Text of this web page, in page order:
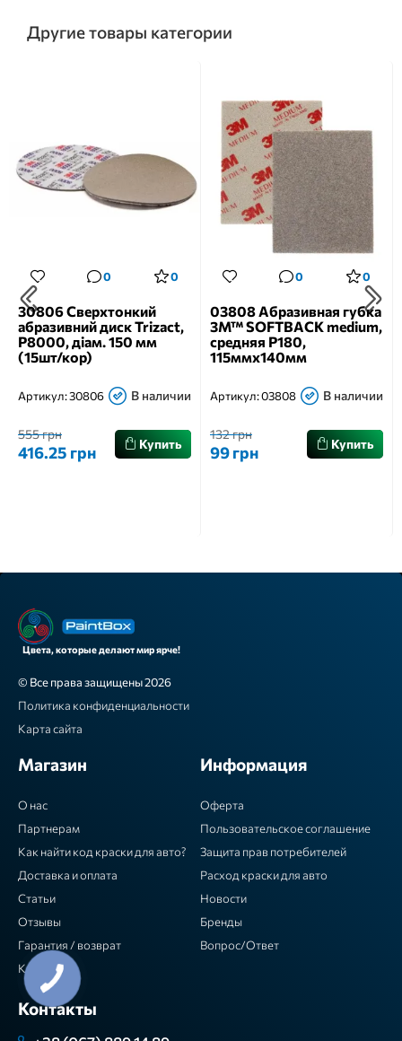
Другие товары категории
0 0
30806 Сверхтонкий
абразивний диск Trizact,
Р8000, діам. 150 мм
(15шт/кор)
Артикул:30806 В наличии
555 грн
416.25 грн Купить
0 0
03808 Абразивная губка
3M™ SOFTBACK medium,
средняя Р180,
115ммх140мм
Артикул:03808 В наличии
132 грн
99 грн Купить
Цвета, которые делают мир ярче!
© Все права защищены 2026
Политика конфиденциальности
Карта сайта
Магазин
О нас
Партнерам
Как найти код краски для авто?
Доставка и оплата
Статьи
Отзывы
Гарантия / возврат
Контакты
Информация
Оферта
Пользовательское соглашение
Защита прав потребителей
Расход краски для авто
Новости
Бренды
Вопрос/Ответ
Контакты